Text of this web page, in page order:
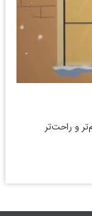
و راحت‌تر